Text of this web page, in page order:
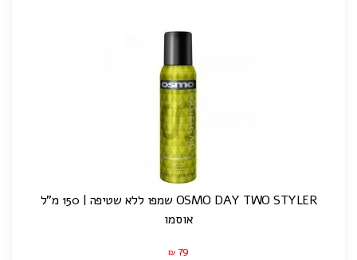
OSMO DAY TWO STYLER שמפו ללא שטיפה | 150 מ"ל
אוסמו
₪ 79